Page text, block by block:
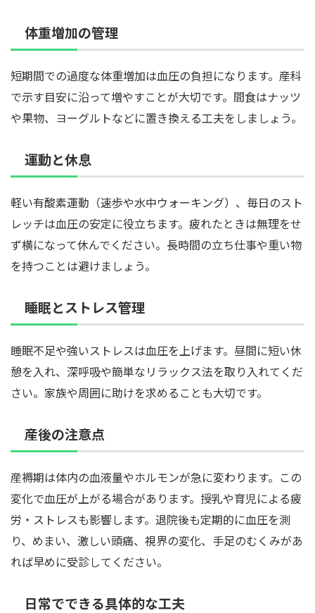
体重増加の管理
短期間での過度な体重増加は血圧の負担になります。産科
で示す目安に沿って増やすことが大切です。間食はナッツ
や果物、ヨーグルトなどに置き換える工夫をしましょう。
運動と休息
軽い有酸素運動（速歩や水中ウォーキング）、毎日のスト
レッチは血圧の安定に役立ちます。疲れたときは無理をせ
ず横になって休んでください。長時間の立ち仕事や重い物
を持つことは避けましょう。
睡眠とストレス管理
睡眠不足や強いストレスは血圧を上げます。昼間に短い休
憩を入れ、深呼吸や簡単なリラックス法を取り入れてくだ
さい。家族や周囲に助けを求めることも大切です。
産後の注意点
産褥期は体内の血液量やホルモンが急に変わります。この
変化で血圧が上がる場合があります。授乳や育児による疲
労・ストレスも影響します。退院後も定期的に血圧を測
り、めまい、激しい頭痛、視界の変化、手足のむくみがあ
れば早めに受診してください。
日常でできる具体的な工夫